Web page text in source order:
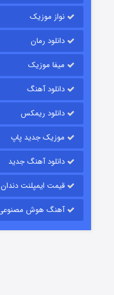
قسمت
نواز موزیک
دانلود رمان
میفا موزیک
دانلود آهنگ
دانلود ریمکس
موزیک جدید پاپ
دانلود آهنگ جدید
قیمت ایمپلنت دندان
آهنگ هوش